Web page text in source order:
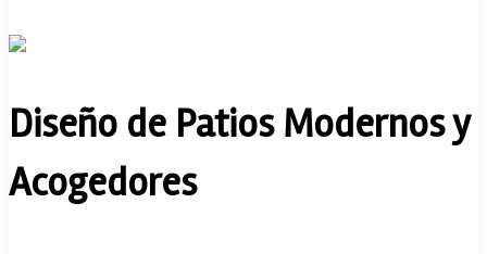
Diseño de Patios Modernos y
Acogedores